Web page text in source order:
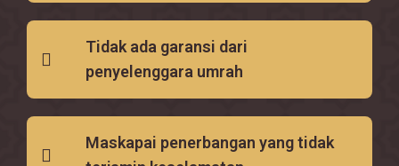
Tidak ada garansi dari
penyelenggara umrah
Maskapai penerbangan yang tidak